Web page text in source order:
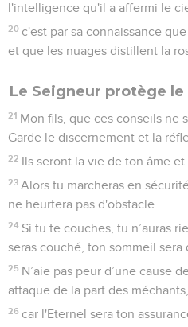
l'intelligence qu'il a affermi le
20 c'est par sa connaissance
et que les nuages distillent la
Le Seigneur protège le
21 Mon fils, que ces conseils ne
Garde le discernement et la
22 Ils seront la vie de ton âme
23 Alors tu marcheras en
ne heurtera pas d'obstacle.
24 Si tu te couches, tu n’auras
seras couché, ton sommeil sera
25 N’aie pas peur d’une cause
attaque de la part des méchants,
26 car l'Eternel sera ton